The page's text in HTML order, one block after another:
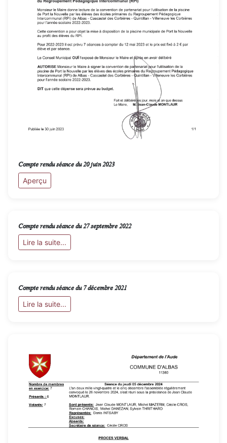
Compte rendu séance du 20 juin 2023
Aperçu
Compte rendu séance du 27 septembre 2022
Lire la suite...
Compte rendu séance du 7 décembre 2021
Lire la suite...